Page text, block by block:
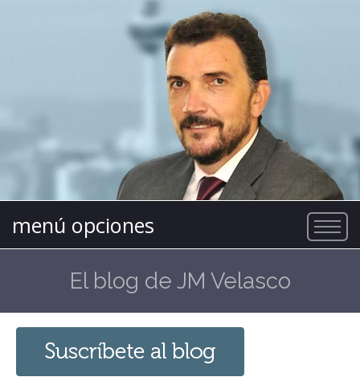
menú opciones
El blog de JM Velasco